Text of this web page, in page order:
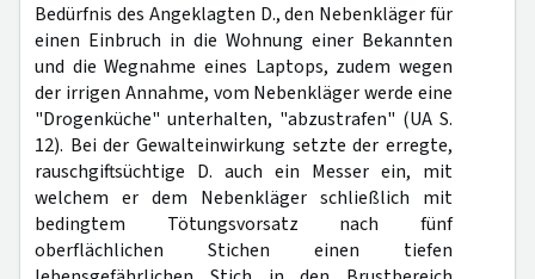
Bedürfnis des Angeklagten D., den Nebenkläger für
einen Einbruch in die Wohnung einer Bekannten
und die Wegnahme eines Laptops, zudem wegen
der irrigen Annahme, vom Nebenkläger werde eine
"Drogenküche" unterhalten, "abzustrafen" (UA S.
12). Bei der Gewalteinwirkung setzte der erregte,
rauschgiftsüchtige D. auch ein Messer ein, mit
welchem er dem Nebenkläger schließlich mit
bedingtem Tötungsvorsatz nach fünf
oberflächlichen Stichen einen tiefen